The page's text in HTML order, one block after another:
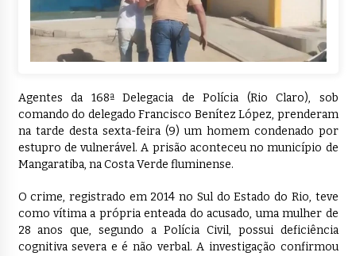
Agentes da 168ª Delegacia de Polícia (Rio Claro), sob
comando do delegado Francisco Benítez López, prenderam
na tarde desta sexta-feira (9) um homem condenado por
estupro de vulnerável. A prisão aconteceu no município de
Mangaratiba, na Costa Verde fluminense.
O crime, registrado em 2014 no Sul do Estado do Rio, teve
como vítima a própria enteada do acusado, uma mulher de
28 anos que, segundo a Polícia Civil, possui deficiência
cognitiva severa e é não verbal. A investigação confirmou